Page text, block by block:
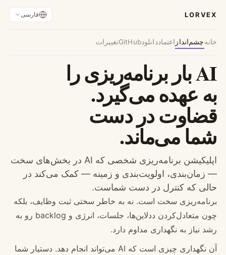
LORVEX فارسی
خانهچشم‌انداز اعتماددانلودGitHubتغییرات
AI بار برنامه‌ریزی را
به عهده می‌گیرد.
قضاوت در دست
شما می‌ماند.
اپلیکیشن برنامه‌ریزی شخصی که AI در بخش‌های سخت
— زمان‌بندی، اولویت‌بندی و زمینه — کمک می‌کند در
حالی که کنترل در دست شماست.
برنامه‌ریزی سخت است. نه به خاطر سختی ثبت وظایف، بلکه
چون متعادل‌کردن ددلاین‌ها، جلسات، انرژی و backlog رو به
رشد نیاز به نگهداری مداوم دارد.
آن نگهداری چیزی است که AI می‌تواند انجام دهد. دستیار شما